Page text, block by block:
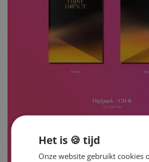
Het is 🍪 tijd
Onze website gebruikt cookies